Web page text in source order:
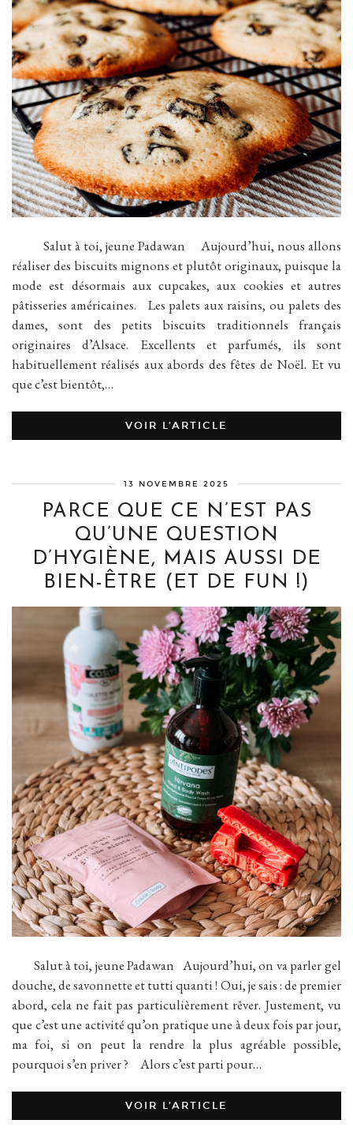
Salut à toi, jeune Padawan Aujourd’hui, nous allons
réaliser des biscuits mignons et plutôt originaux, puisque la
mode est désormais aux cupcakes, aux cookies et autres
pâtisseries américaines. Les palets aux raisins, ou palets des
dames, sont des petits biscuits traditionnels français
originaires d’Alsace. Excellents et parfumés, ils sont
habituellement réalisés aux abords des fêtes de Noël. Et vu
que c’est bientôt,…
VOIR L’ARTICLE
13 NOVEMBRE 2025
PARCE QUE CE N’EST PAS
QU’UNE QUESTION
D’HYGIÈNE, MAIS AUSSI DE
BIEN-ÊTRE (ET DE FUN !)
Salut à toi, jeune Padawan Aujourd’hui, on va parler gel
douche, de savonnette et tutti quanti ! Oui, je sais : de premier
abord, cela ne fait pas particulièrement rêver. Justement, vu
que c’est une activité qu’on pratique une à deux fois par jour,
ma foi, si on peut la rendre la plus agréable possible,
pourquoi s’en priver ? Alors c’est parti pour…
VOIR L’ARTICLE